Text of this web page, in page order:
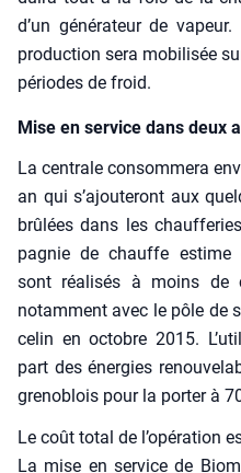
d’un géné­ra­teur de
pro­duc­tion sera mobi­li­sée
périodes de froid.
Mise en service dans deux
La cen­trale consom­me­ra
an qui s’ajouteront aux
brû­lées dans les
pa­gnie de chauffe estime
sont réa­li­sés à moins de
notam­ment avec le pôle de
ce­lin en octobre 2015.
part des éner­gies
gre­no­blois pour la por­ter à
Le coût total de l’opération
La mise en ser­vice de